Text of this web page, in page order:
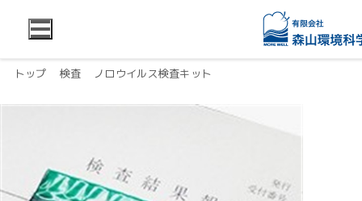
トップ 検査 ノロウイルス検査キット